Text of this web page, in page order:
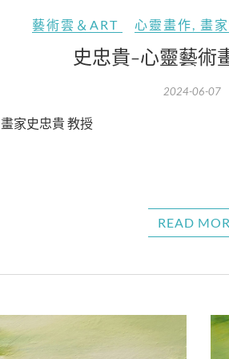
藝術雲＆ART 心靈畫作, 畫
史忠貴-心靈藝術
2024-06-07
畫家史忠貴 教授
READ